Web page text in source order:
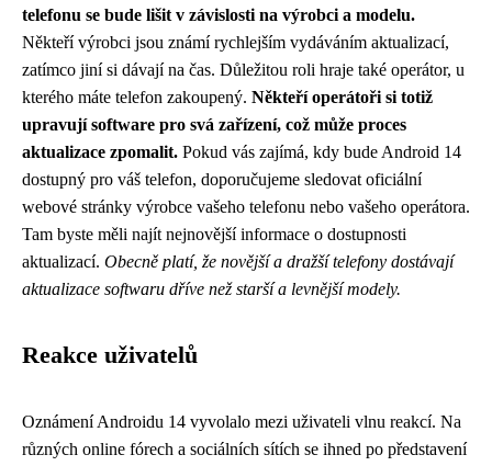
telefonu se bude lišit v závislosti na výrobci a modelu.
Někteří výrobci jsou známí rychlejším vydáváním aktualizací,
zatímco jiní si dávají na čas. Důležitou roli hraje také operátor, u
kterého máte telefon zakoupený. Někteří operátoři si totiž
upravují software pro svá zařízení, což může proces
aktualizace zpomalit. Pokud vás zajímá, kdy bude Android 14
dostupný pro váš telefon, doporučujeme sledovat oficiální
webové stránky výrobce vašeho telefonu nebo vašeho operátora.
Tam byste měli najít nejnovější informace o dostupnosti
aktualizací. Obecně platí, že novější a dražší telefony dostávají
aktualizace softwaru dříve než starší a levnější modely.
Reakce uživatelů
Oznámení Androidu 14 vyvolalo mezi uživateli vlnu reakcí. Na
různých online fórech a sociálních sítích se ihned po představení